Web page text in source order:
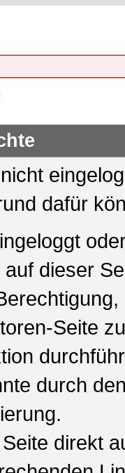
dafür
dieser
Seite
durch
direkt